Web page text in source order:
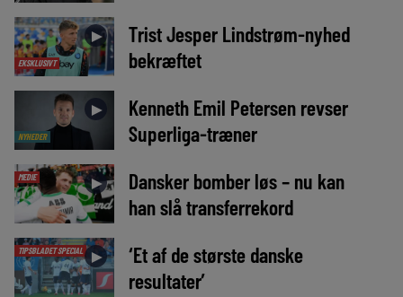
EKSKLUSIVT
►
Trist Jesper Lindstrøm-nyhed
bekræftet
NYHEDER
►
Kenneth Emil Petersen revser
Superliga-træner
MEDIE ►
Dansker bomber løs – nu kan
han slå transferrekord
TIPSBLADET SPECIAL ►
‘Et af de største danske
resultater’